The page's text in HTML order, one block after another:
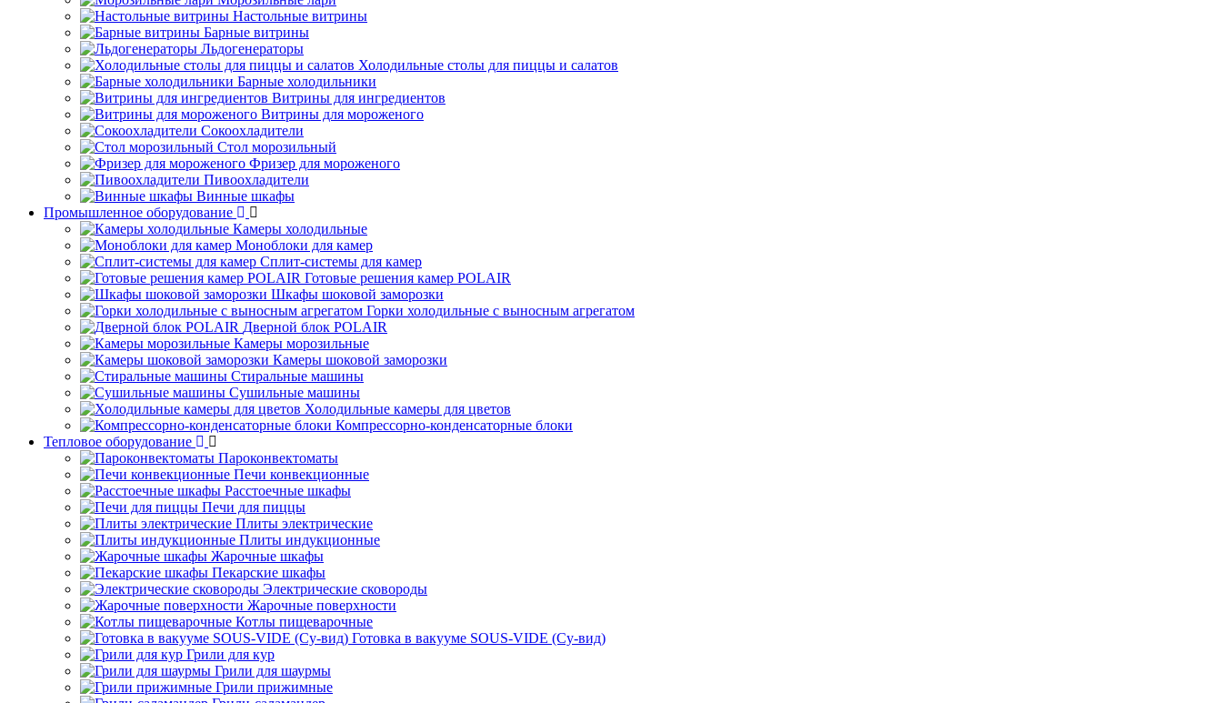
Настольные витрины
Барные витрины
Льдогенераторы
Холодильные столы для пиццы и салатов
Барные холодильники
Витрины для ингредиентов
Витрины для мороженого
Сокоохладители
Стол морозильный
Фризер для мороженого
Пивоохладители
Винные шкафы
Промышленное оборудование
Камеры холодильные
Моноблоки для камер
Сплит-системы для камер
Готовые решения камер POLAIR
Шкафы шоковой заморозки
Горки холодильные с выносным агрегатом
Дверной блок POLAIR
Камеры морозильные
Камеры шоковой заморозки
Стиральные машины
Сушильные машины
Холодильные камеры для цветов
Компрессорно-конденсаторные блоки
Тепловое оборудование
Пароконвектоматы
Печи конвекционные
Расстоечные шкафы
Печи для пиццы
Плиты электрические
Плиты индукционные
Жарочные шкафы
Пекарские шкафы
Электрические сковороды
Жарочные поверхности
Котлы пищеварочные
Готовка в вакууме SOUS-VIDE (Су-вид)
Грили для кур
Грили для шаурмы
Грили прижимные